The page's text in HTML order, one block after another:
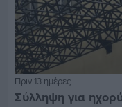
Πριν 13 ημέρες
Σύλληψη για